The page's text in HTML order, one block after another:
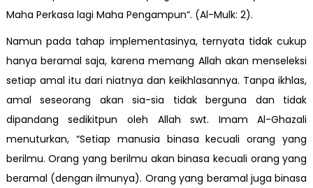
Maha Perkasa lagi Maha Pengampun“. (Al-Mulk: 2).
Namun pada tahap implementasinya, ternyata tidak cukup
hanya beramal saja, karena memang Allah akan menseleksi
setiap amal itu dari niatnya dan keikhlasannya. Tanpa ikhlas,
amal seseorang akan sia-sia tidak berguna dan tidak
dipandang sedikitpun oleh Allah swt. Imam Al-Ghazali
menuturkan, “Setiap manusia binasa kecuali orang yang
berilmu. Orang yang berilmu akan binasa kecuali orang yang
beramal (dengan ilmunya). Orang yang beramal juga binasa